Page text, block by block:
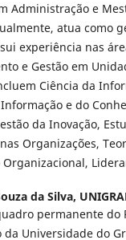
Administração e
atua como
experiência nas
e Gestão em
Ciência da
e do
da Inovação,
Organizações,
da Silva,
permanente do
Universidade do